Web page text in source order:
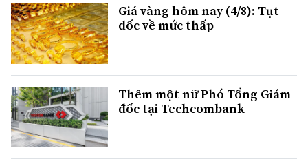
Giá vàng hôm nay (4/8): Tụt
dốc về mức thấp
Thêm một nữ Phó Tổng Giám
đốc tại Techcombank